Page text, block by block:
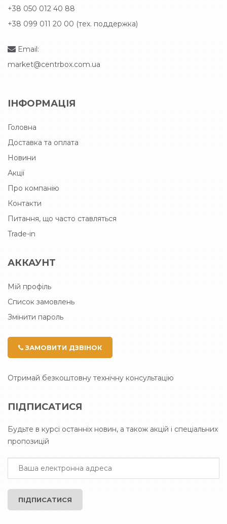
+38 050 012 40 88
+38 099 011 20 00 (тех. поддержка)
Email:
market@centrbox.com.ua
ІНФОРМАЦІЯ
Головна
Доставка та оплата
Новини
Акції
Про компанію
Контакти
Питання, що часто ставляться
Trade-in
АККАУНТ
Мій профіль
Список замовлень
Змінити пароль
ЗАМОВИТИ ДЗВІНОК
Отримай безкоштовну технічну консультацію
ПІДПИСАТИСЯ
Будьте в курсі останніх новин, а також акцій і спеціальних
пропозицій
ПІДПИСАТИСЯ